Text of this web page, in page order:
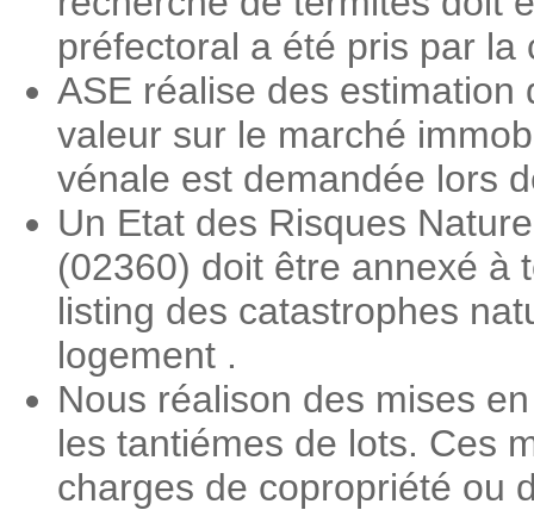
préfectoral a été pris par la
ASE réalise des
valeur sur le marché
vénale est demandée lors
Un Etat des Risques
(02360) doit être annexé à
listing des catastrophes
logement .
Nous réalison des mises
les tantiémes de lots. Ces
charges de copropriété ou